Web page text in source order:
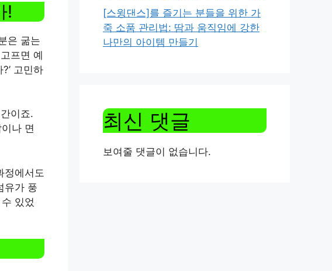
!
은 굶는
프면 예
고민하
이죠.
나 면
정에서도
유가 풍
있었
[스윙댄스]를 즐기는 분들을 위한 가
죽 소품 관리법: 땀과 움직임에 강한
나만의 아이템 만들기
최신 댓글
보여줄 댓글이 없습니다.